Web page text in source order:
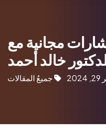
مجانية مع
خالد أحمد
جميعُ المقالات